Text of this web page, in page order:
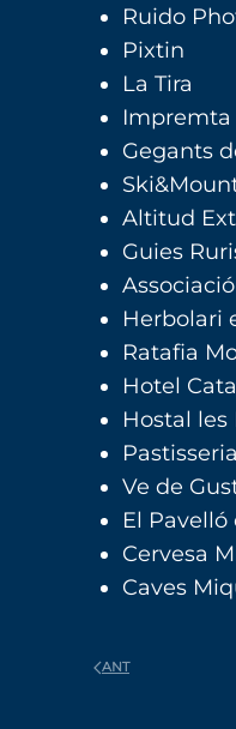
Ruido
Pixtin
La Tira
Impremta
Gegants
Altitud
Guies
Herbolari
Ratafia
Hotel
Hostal les
Ve de
El Pavelló
Cervesa
Caves
ANT